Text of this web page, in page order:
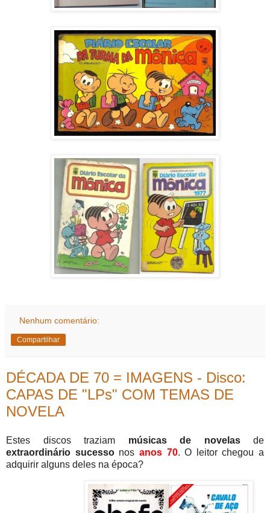
Nenhum comentário:
Compartilhar
DÉCADA DE 70 = IMAGENS - Disco:
CAPAS DE "LPs" COM TEMAS DE
NOVELA
Estes discos traziam músicas de novelasde
extraordinário sucessonos anos 70. O leitor chegou a
adquirir alguns deles na época?